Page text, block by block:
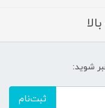
شوید:
ثبت‌نام